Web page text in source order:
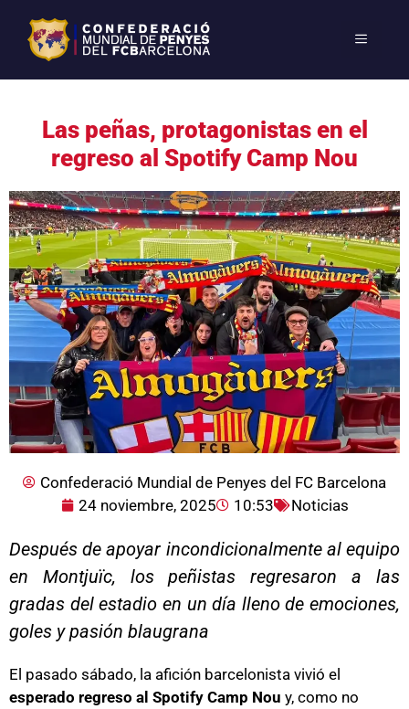
Las peñas, protagonistas en el
regreso al Spotify Camp Nou
Confederació Mundial de Penyes del FC Barcelona
24 noviembre, 2025
10:53 Noticias
Después de apoyar incondicionalmente al equipo
en Montjuïc, los peñistas regresaron a las
gradas del estadio en un día lleno de emociones,
goles y pasión blaugrana
El pasado sábado, la afición barcelonista vivió el
esperado regreso al Spotify Camp Nou y, como no